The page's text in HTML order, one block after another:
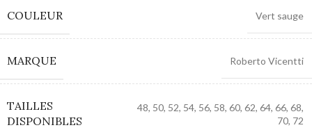
COULEUR Vert sauge
MARQUE Roberto Vicentti
TAILLES
DISPONIBLES
48, 50, 52, 54, 56, 58, 60, 62, 64, 66, 68,
70, 72